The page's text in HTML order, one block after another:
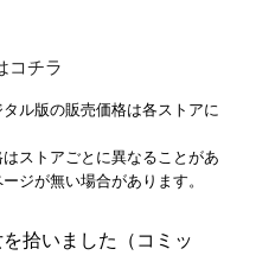
コチラ
ル版の販売価格は各ストアに
ストアごとに異なることがあ
ジが無い場合があります。
拾いました（コミッ